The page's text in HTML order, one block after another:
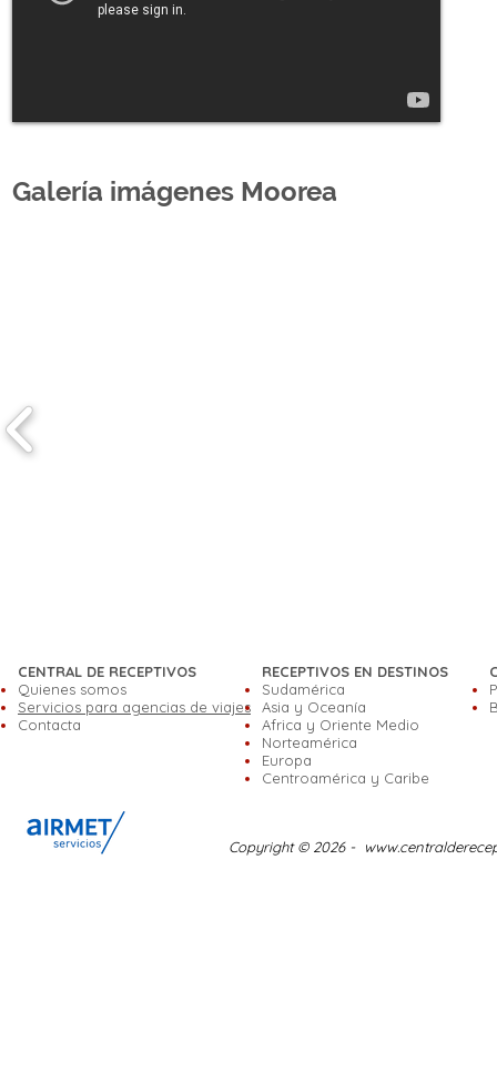
Galería imágenes Moorea
CENTRAL DE RECEPTIVOS
Quienes somos
Servicios para agencias de viajes
Contacta
RECEPTIVOS EN DESTINOS
Sudamérica
Asia y Oceanía
Africa y Oriente Medio
Norteamérica
Europa
Centroamérica y Caribe
Copyright © 2026 -